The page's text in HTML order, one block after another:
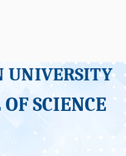
UNIVERSITY
SCIENCE